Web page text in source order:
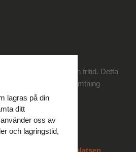
mellan arbete och fritid. Detta
deras behov av återhämtning
på arbetsplatsen.
lagras på din
ditt
oss av
och lagringstid,